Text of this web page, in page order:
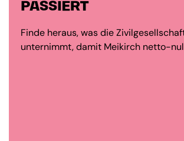
PASSIERT
Finde heraus, was die
unternimmt, damit Meikirch netto-